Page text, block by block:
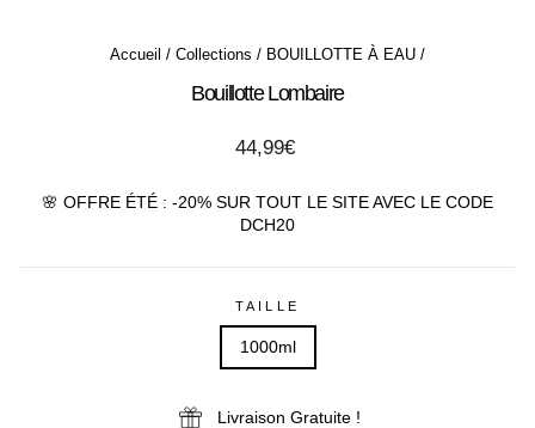
Accueil / Collections / BOUILLOTTE À EAU /
Bouillotte Lombaire
Prix
44,99€
🌸 OFFRE ÉTÉ : -20% SUR TOUT LE SITE AVEC LE CODE
DCH20
TAILLE
1000ml
Livraison Gratuite !